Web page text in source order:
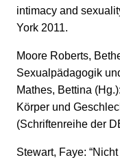
intimacy and
York 2011.
Moore Roberts,
Sexualpädagogik
Mathes, Bettina
Körper und
(Schriftenreihe der
Stewart, Faye: